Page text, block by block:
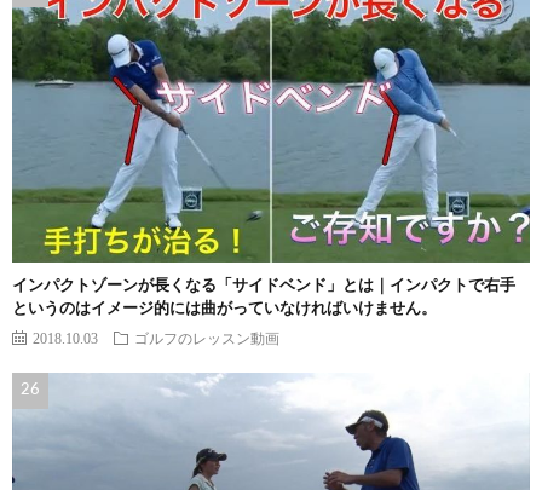
インパクトゾーンが長くなる「サイドベンド」とは｜インパクトで右手
というのはイメージ的には曲がっていなければいけません。
2018.10.03 ゴルフのレッスン動画